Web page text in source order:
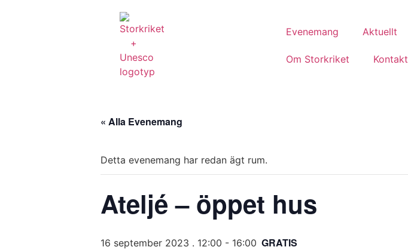
Evenemang Aktuellt
Om Storkriket Kontakt
« Alla Evenemang
Detta evenemang har redan ägt rum.
Ateljé – öppet hus
16 september 2023 . 12:00 - 16:00 GRATIS